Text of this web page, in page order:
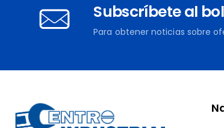
Subscríbete al
Para obtener noticias sobre